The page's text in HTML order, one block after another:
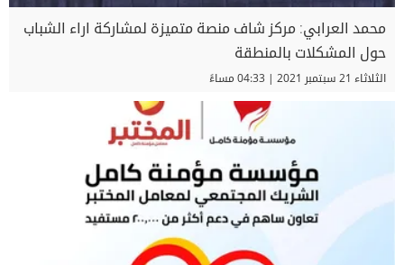
محمد العرابي: مركز شاف منصة متميزة لمشاركة اراء الشباب
حول المشكلات بالمنطقة
الثلاثاء 21 سبتمبر 2021 | 04:33 مساءً